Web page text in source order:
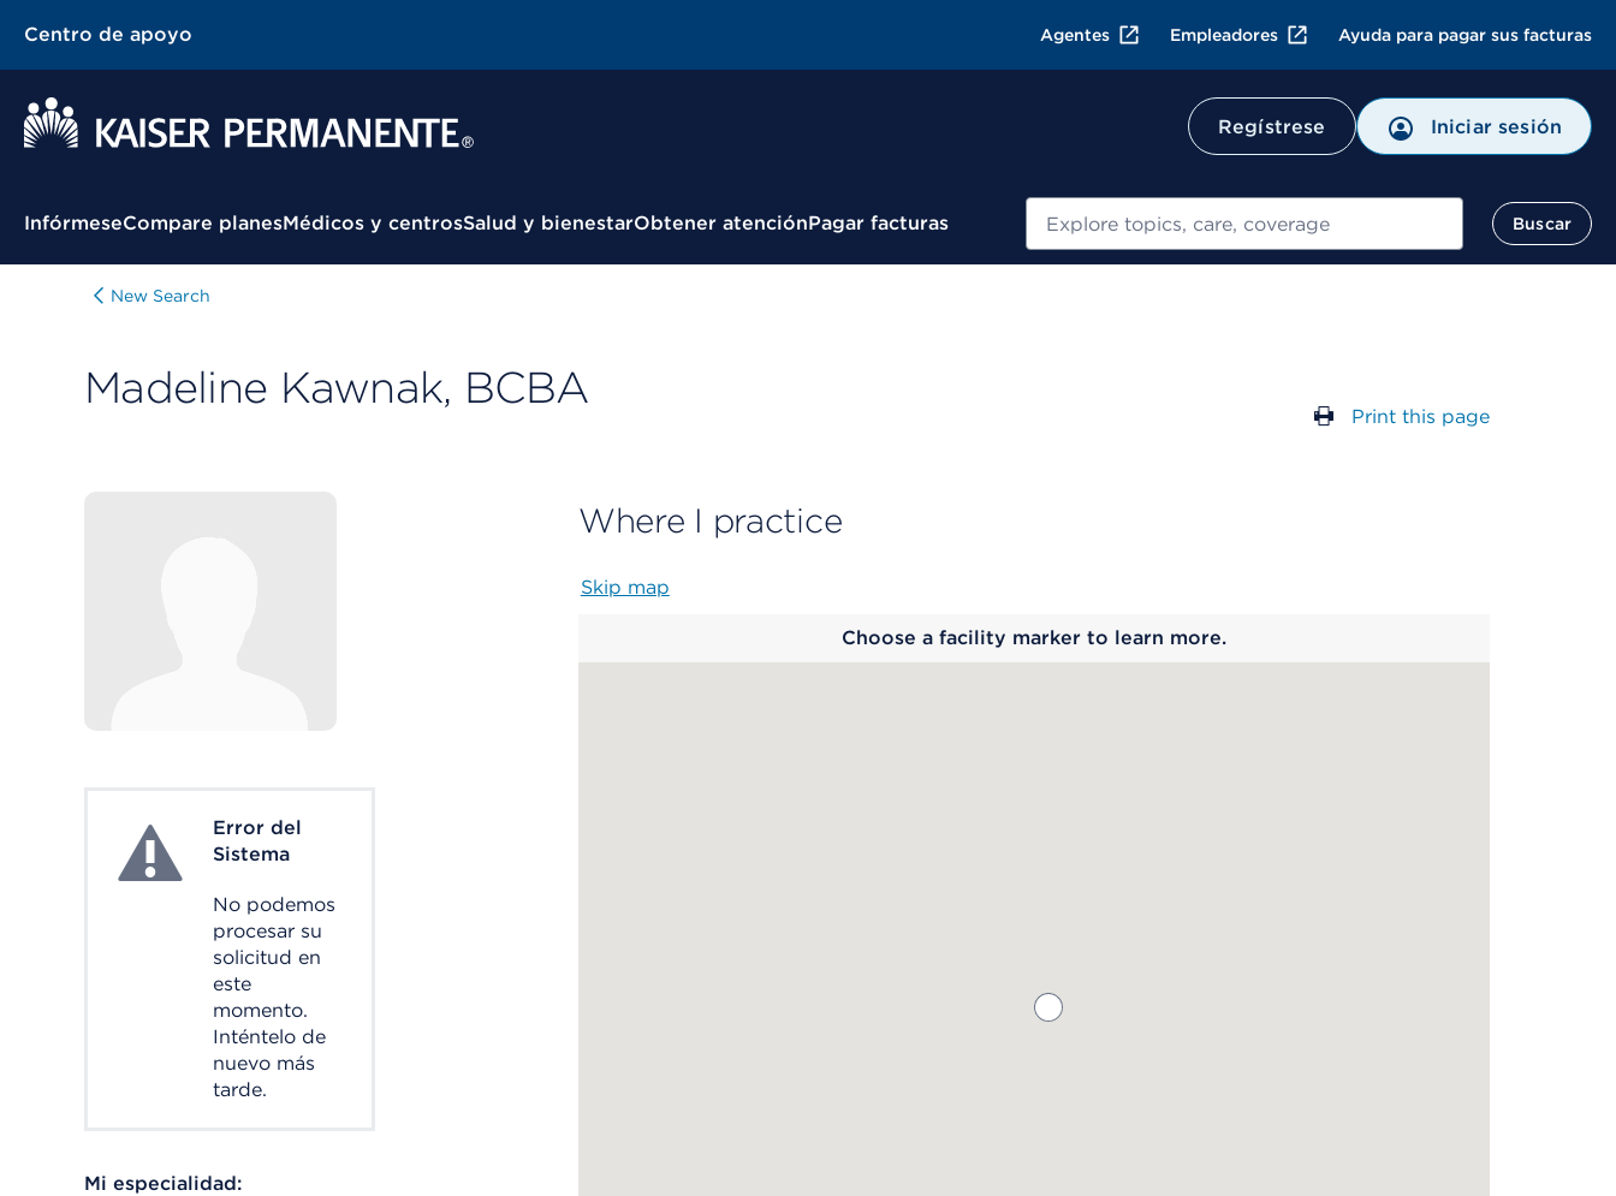
Centro de apoyo Agentes Empleadores Ayuda para pagar sus facturas
Regístrese Iniciar sesión
Menú contextual
InfórmeseCompare planesMédicos y centrosSalud y bienestarObtener atenciónPagar facturas Buscar
Buscar
New Search
Madeline Kawnak, BCBA
Print this page
System ErrorError del
Sistema
No podemos
procesar su
solicitud en
este
momento.
Inténtelo de
nuevo más
tarde.
Mi especialidad:
Where I practice
Skip map
Choose a facility marker to learn more.